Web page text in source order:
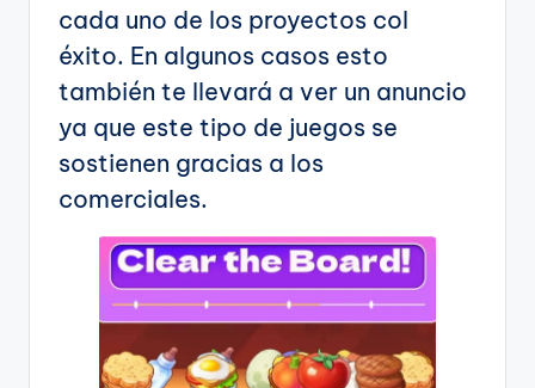
cada uno de los proyectos col
éxito. En algunos casos esto
también te llevará a ver un anuncio
ya que este tipo de juegos se
sostienen gracias a los
comerciales.